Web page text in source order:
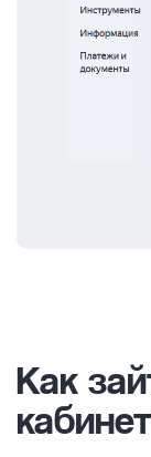
Как